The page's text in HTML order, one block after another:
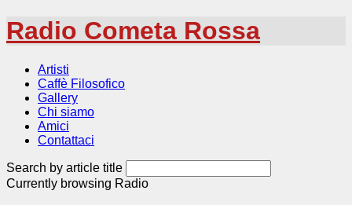
Radio Cometa Rossa
Artisti
Caffè Filosofico
Gallery
Chi siamo
Amici
Contattaci
Search by article title
Currently browsing Radio